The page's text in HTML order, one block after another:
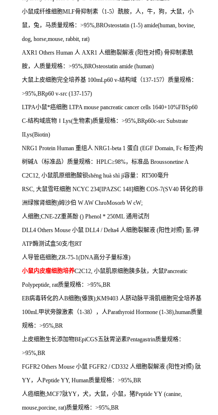
小鼠成纤维细胞MLF骨抑制素（1-5）酰胺，人，牛，狗，大鼠，小
鼠，兔，马质量规格： >95%,BROsteostatin (1-5) amide(human, bovine,
dog, horse,mouse, rabbit, rat)
AXR1 Others Human 人 AXR1 人细胞裂解液 (阳性对照) 骨抑制素酰
胺，人质量规格： >95%,BROsteostatin amide (human)
大鼠上皮细胞完全培养基 100mLp60 v-结构域（137-157）质量规格：
>95%,BRp60 v-src (137-157)
LTPA小鼠*癌细胞 LTPA mouse pancreatic cancer cells 1640+10%FBSp60
C-结构域底物Ⅰ Lys(生物素)质量规格： >95%,BRp60c-src Substrate
ILys(Biotin)
NRG1 Protein Human 重组人 NRG1-beta 1 蛋白 (EGF Domain, Fc 标签)构
树碱A （标准品）质量规格： HPLC≥98%，标准品 Broussonetine A
C2C12, 小鼠肌原细胞酸钡shēng huà shì jì容量： RT500毫升
RSC, 大鼠雪旺细胞 NCYC 234[IPAZSC 148]细胞 COS-7(SV40 转化的非
洲绿猴肾细胞)姆沙伯 W AW ChroMosorb W cW;
人细胞;CNE-2Z重蒸酚 () Phenol * 250ML 通用试剂
DLL4 Others Mouse 小鼠 DLL4 / Delta4 人细胞裂解液 (阳性对照) 氢-钾
ATP酶测试盒50支/包RT
人导管癌细胞;ZR-75-1(DNA高分子量标准)
小鼠内皮瘤细胞培养C2C12, 小鼠肌原细胞胰多肽，大鼠Pancreatic
Polypeptide, rat质量规格： >95%,BR
EB病毒转化的人B细胞(傣族);KM9403 人脐动脉平滑肌细胞完全培养基
100mL甲状旁腺激素（1-38），人Parathyroid Hormone (1-38),human质量
规格： >95%,BR
上皮细胞生长添加物BEpiCGS五肽胃泌素Pentagastrin质量规格：
>95%,BR
FGFR2 Others Mouse 小鼠 FGFR2 / CD332 人细胞裂解液 (阳性对照) 肽
YY，人Peptide YY, Human质量规格： >95%,BR
人癌细胞;MCF7肽YY，犬，大鼠，小鼠，猪Peptide YY (canine,
mouse,porcine, rat)质量规格： >95%,BR